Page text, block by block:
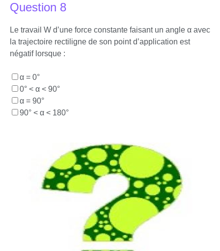
Question 8
Le travail W d’une force constante faisant un angle α avec
la trajectoire rectiligne de son point d’application est
négatif lorsque :
α = 0°
0° < α < 90°
α = 90°
90° < α < 180°